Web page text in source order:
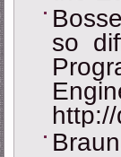
so